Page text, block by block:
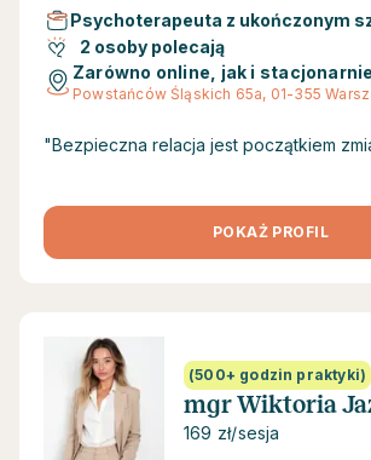
Psychoterapeuta z ukończonym
2 osoby polecają
Zarówno online, jak i stacjonarnie
Powstańców Śląskich 65a, 01-355
"Bezpieczna relacja jest początkiem
POKAŻ PROFIL
(500+ godzin praktyki)
mgr Wiktoria
169 zł/sesja